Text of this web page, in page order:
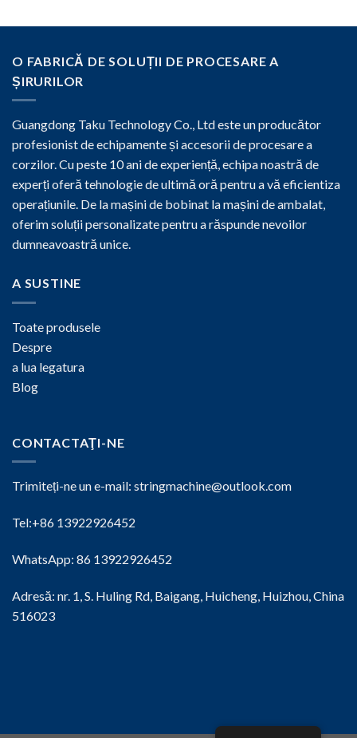
O FABRICĂ DE SOLUȚII DE PROCESARE A
ȘIRURILOR
Guangdong Taku Technology Co., Ltd este un producător
profesionist de echipamente și accesorii de procesare a
corzilor. Cu peste 10 ani de experiență, echipa noastră de
experți oferă tehnologie de ultimă oră pentru a vă eficientiza
operațiunile. De la mașini de bobinat la mașini de ambalat,
oferim soluții personalizate pentru a răspunde nevoilor
dumneavoastră unice.
A SUSTINE
Toate produsele
Despre
a lua legatura
Blog
CONTACTAŢI-NE
Trimiteți-ne un e-mail: stringmachine@outlook.com
Tel:+86 13922926452
WhatsApp: 86 13922926452
Adresă: nr. 1, S. Huling Rd, Baigang, Huicheng, Huizhou, China
516023